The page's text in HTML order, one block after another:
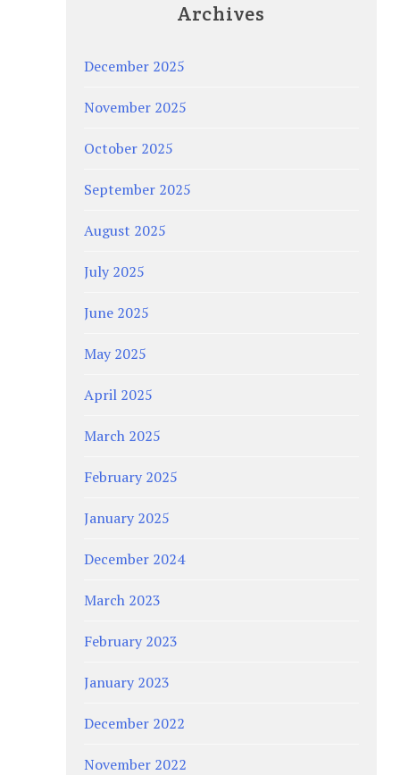
Archives
December 2025
November 2025
October 2025
September 2025
August 2025
July 2025
June 2025
May 2025
April 2025
March 2025
February 2025
January 2025
December 2024
March 2023
February 2023
January 2023
December 2022
November 2022